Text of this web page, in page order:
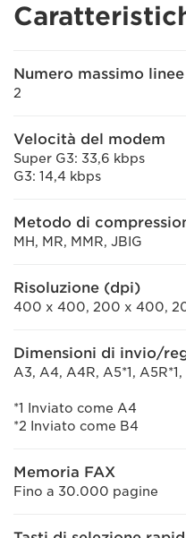
Numero massimo
2
Velocità del modem
Super G3: 33,6 kbps
G3: 14,4 kbps
Metodo di
MH, MR, MMR, JBIG
Risoluzione (dpi)
400 x 400, 200 x 400,
Dimensioni di invio/
A3, A4, A4R, A5*1, A5R*1,
*1 Inviato come A4
*2 Inviato come B4
Memoria FAX
Fino a 30.000 pagine